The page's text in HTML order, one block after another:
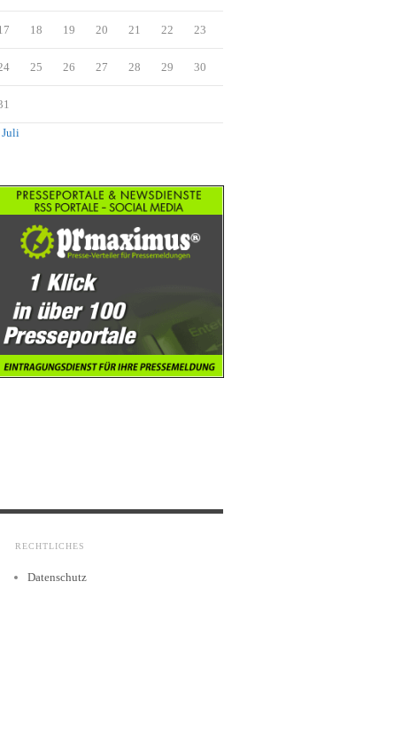
18 19 20 21 22 23
25 26 27 28 29 30
Juli
RECHTLICHES
Datenschutz